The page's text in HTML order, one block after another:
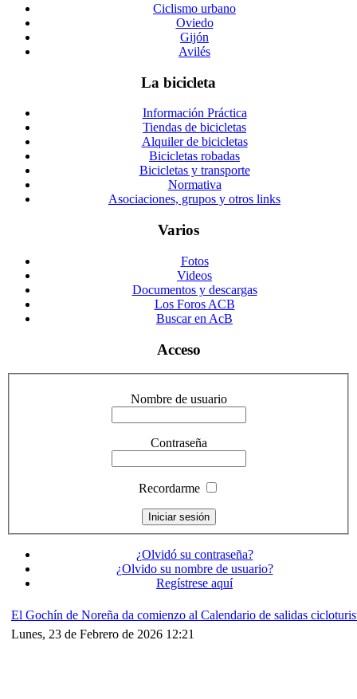
Ciclismo urbano
Oviedo
Gijón
Avilés
La bicicleta
Información Práctica
Tiendas de bicicletas
Alquiler de bicicletas
Bicicletas robadas
Bicicletas y transporte
Normativa
Asociaciones, grupos y otros links
Varios
Fotos
Videos
Documentos y descargas
Los Foros ACB
Buscar en AcB
Acceso
Nombre de usuario
Contraseña
Recordarme
¿Olvidó su contraseña?
¿Olvido su nombre de usuario?
Regístrese aquí
El Gochín de Noreña da comienzo al Calendario de salidas
Lunes, 23 de Febrero de 2026 12:21